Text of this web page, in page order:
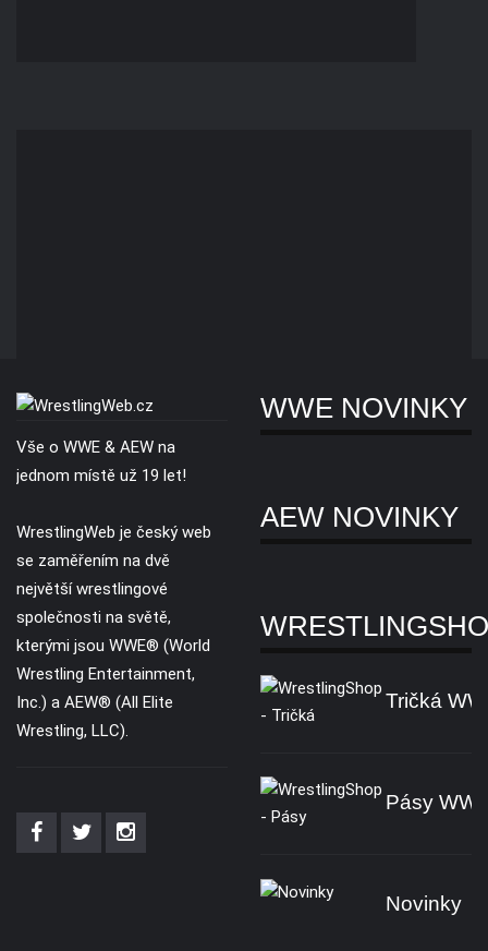
Vše o WWE & AEW na
jednom místě už 19 let!
WrestlingWeb je český web
se zaměřením na dvě
největší wrestlingové
společnosti na světě,
kterými jsou WWE® (World
Wrestling Entertainment,
Inc.) a AEW® (All Elite
Wrestling, LLC).
WWE NOVINKY
AEW NOVINKY
Tričká
Pásy
Novinky